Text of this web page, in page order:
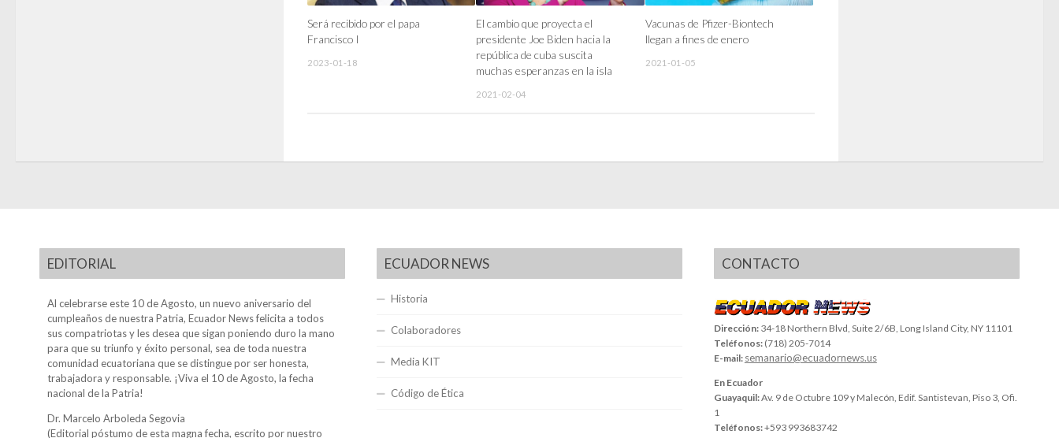
Será recibido por el papa
Francisco I
2023-01-18
El cambio que proyecta el
presidente Joe Biden hacia la
república de cuba suscita
muchas esperanzas en la isla
2021-02-04
Vacunas de Pfizer-Biontech
llegan a fines de enero
2021-01-05
EDITORIAL
Al celebrarse este 10 de Agosto, un nuevo aniversario del
cumpleaños de nuestra Patria, Ecuador News felicita a todos
sus compatriotas y les desea que sigan poniendo duro la mano
para que su triunfo y éxito personal, sea de toda nuestra
comunidad ecuatoriana que se distingue por ser honesta,
trabajadora y responsable. ¡Viva el 10 de Agosto, la fecha
nacional de la Patria!
Dr. Marcelo Arboleda Segovia
(Editorial póstumo de esta magna fecha, escrito por nuestro
ECUADOR NEWS
Historia
Colaboradores
Media KIT
Código de Ética
CONTACTO
Dirección: 34-18 Northern Blvd, Suite 2/6B, Long Island City, NY 11101
Teléfonos: (718) 205-7014
E-mail: semanario@ecuadornews.us
En Ecuador
Guayaquil:Av. 9 de Octubre 109 y Malecón, Edif. Santistevan, Piso 3, Ofi.
1
Teléfonos:+593 993683742